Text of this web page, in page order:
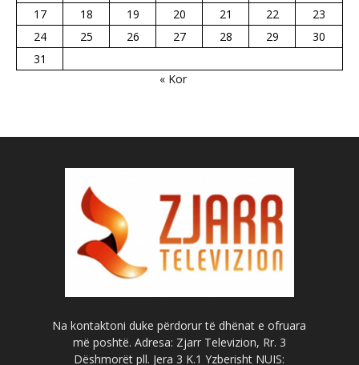
17
18 19 20 21 22
23
24
25 26 27 28 29
30
31
« Kor
Na kontaktoni duke përdorur të dhënat e ofruara
më poshtë. Adresa: Zjarr Televizion, Rr. 3
Dëshmorët pll. Jera 3 K.1 Yzberisht NUIS: